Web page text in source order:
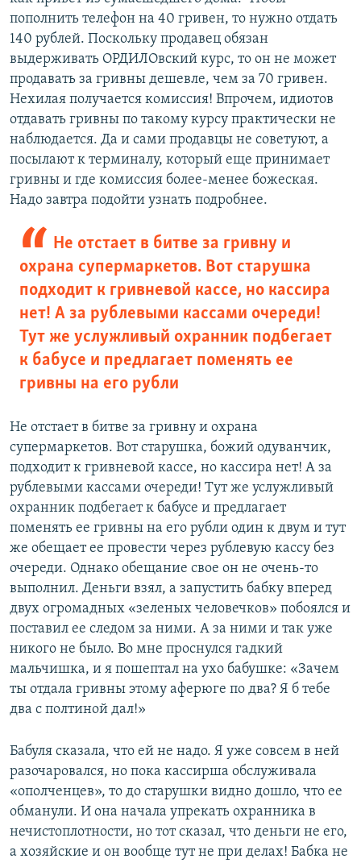
пополнить телефон на 40 гривен, то нужно отдать
140 рублей. Поскольку продавец обязан
выдерживать ОРДИЛОвский курс, то он не может
продавать за гривны дешевле, чем за 70 гривен.
Нехилая получается комиссия! Впрочем, идиотов
отдавать гривны по такому курсу практически не
наблюдается. Да и сами продавцы не советуют, а
посылают к терминалу, который еще принимает
гривны и где комиссия более-менее божеская.
Надо завтра подойти узнать подробнее.
Не отстает в битве за гривну и
охрана супермаркетов. Вот старушка
подходит к гривневой кассе, но кассира
нет! А за рублевыми кассами очереди!
Тут же услужливый охранник подбегает
к бабусе и предлагает поменять ее
гривны на его рубли
Не отстает в битве за гривну и охрана
супермаркетов. Вот старушка, божий одуванчик,
подходит к гривневой кассе, но кассира нет! А за
рублевыми кассами очереди! Тут же услужливый
охранник подбегает к бабусе и предлагает
поменять ее гривны на его рубли один к двум и тут
же обещает ее провести через рублевую кассу без
очереди. Однако обещание свое он не очень-то
выполнил. Деньги взял, а запустить бабку вперед
двух огромадных «зеленых человечков» побоялся и
поставил ее следом за ними. А за ними и так уже
никого не было. Во мне проснулся гадкий
мальчишка, и я пошептал на ухо бабушке: «Зачем
ты отдала гривны этому аферюге по два? Я б тебе
два с полтиной дал!»
Бабуля сказала, что ей не надо. Я уже совсем в ней
разочаровался, но пока кассирша обслуживала
«ополченцев», то до старушки видно дошло, что ее
обманули. И она начала упрекать охранника в
нечистоплотности, но тот сказал, что деньги не его,
а хозяйские и он вообще тут не при делах! Бабка не